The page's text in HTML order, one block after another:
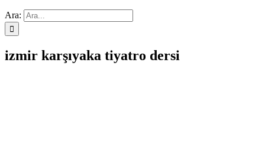
Ara:
izmir karşıyaka tiyatro dersi